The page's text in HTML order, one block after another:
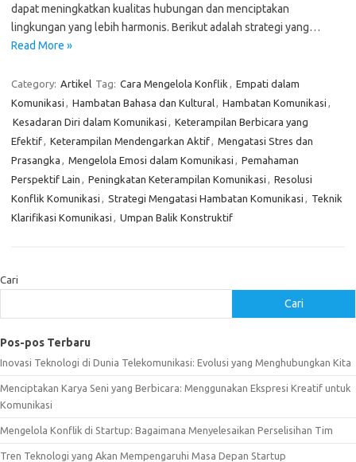
dapat meningkatkan kualitas hubungan dan menciptakan
lingkungan yang lebih harmonis. Berikut adalah strategi yang…
Read More »
Category: Artikel Tag: Cara Mengelola Konflik , Empati dalam
Komunikasi , Hambatan Bahasa dan Kultural, Hambatan Komunikasi ,
Kesadaran Diri dalam Komunikasi , Keterampilan Berbicara yang
Efektif, Keterampilan Mendengarkan Aktif, Mengatasi Stres dan
Prasangka , Mengelola Emosi dalam Komunikasi , Pemahaman
Perspektif Lain , Peningkatan Keterampilan Komunikasi , Resolusi
Konflik Komunikasi , Strategi Mengatasi Hambatan Komunikasi , Teknik
Klarifikasi Komunikasi , Umpan Balik Konstruktif
Cari
Cari
Pos-pos Terbaru
Inovasi Teknologi di Dunia Telekomunikasi: Evolusi yang Menghubungkan Kita
Menciptakan Karya Seni yang Berbicara: Menggunakan Ekspresi Kreatif untuk
Komunikasi
Mengelola Konflik di Startup: Bagaimana Menyelesaikan Perselisihan Tim
Tren Teknologi yang Akan Mempengaruhi Masa Depan Startup